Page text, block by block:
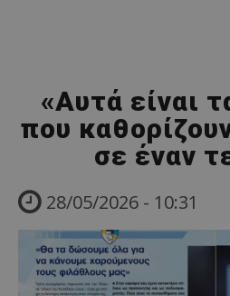
«Αυτά είναι
που
σε έναν
28/05/2026 - 10:31